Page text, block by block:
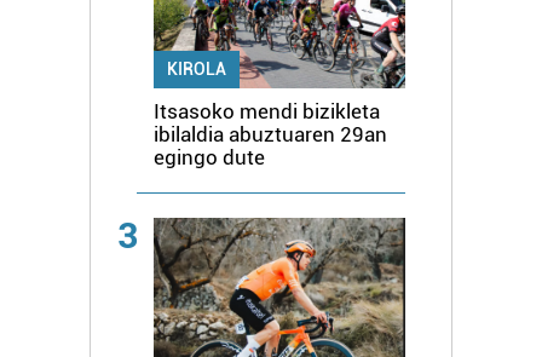
KIROLA
Itsasoko mendi bizikleta
ibilaldia abuztuaren 29an
egingo dute
3